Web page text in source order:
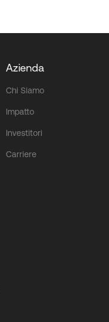
Azienda
Chi Siamo
Impatto
Investitori
Carriere